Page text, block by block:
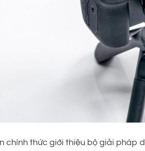
chính thức giới thiệu bộ giải pháp